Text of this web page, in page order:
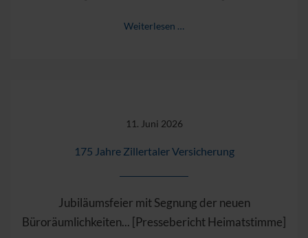
Weiterlesen …
11. Juni 2026
175 Jahre Zillertaler Versicherung
Jubiläumsfeier mit Segnung der neuen
Büroräumlichkeiten... [Pressebericht Heimatstimme]